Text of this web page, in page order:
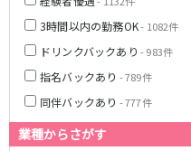
3時間以内の勤務OK- 1082件
ドリンクバックあり - 983件
指名バックあり - 789件
同伴バックあり - 777件
業種からさがす
赤羽駅
恵比寿駅
武蔵小杉駅
大船駅
東戸塚駅
東急多摩川線